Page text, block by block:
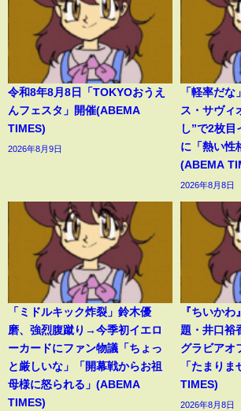
令和8年8月8日「TOKYOおうえ
んフェスタ」開催(ABEMA
TIMES)
2026年8月9日
「軽率だ
ス・サヴィ
し”で2枚
に「熱い性
(ABEMA
2026年8月8日
「ミドルキック炸裂」鈴木優
磨、強烈腹蹴り→今季初イエロ
ーカードにファン物議「ちょっ
と厳しいな」「開幕戦からお祖
母様に怒られる」(ABEMA
TIMES)
『ちいか
題・井口裕
グラビアオ
「たまり
TIMES)
2026年8月8日